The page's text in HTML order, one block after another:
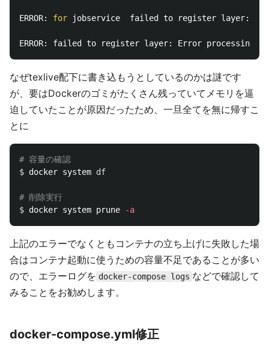
ERROR: for jobservice  failed to register layer:
ERROR: failed to register layer: Error processing
なぜtexlive配下に書き込もうとしているのかは謎です
が、要はDockerのゴミがたくさん残っていてメモリを逼
迫していたことが原因だったため、一旦全てを無に帰すこ
とに
# 容量の確認
$ docker system df
# 削除実行
$ docker system prune -a
上記のエラーでなくともコンテナの立ち上げに失敗した場
合はコンテナ起動に使うための容量不足であることが多い
ので、エラーログを docker-compose logs などで確認して
みることをお勧めします。
docker-compose.yml修正